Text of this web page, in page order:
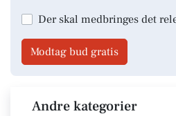
Der skal medbringes det
Modtag bud gratis
Andre kategorier